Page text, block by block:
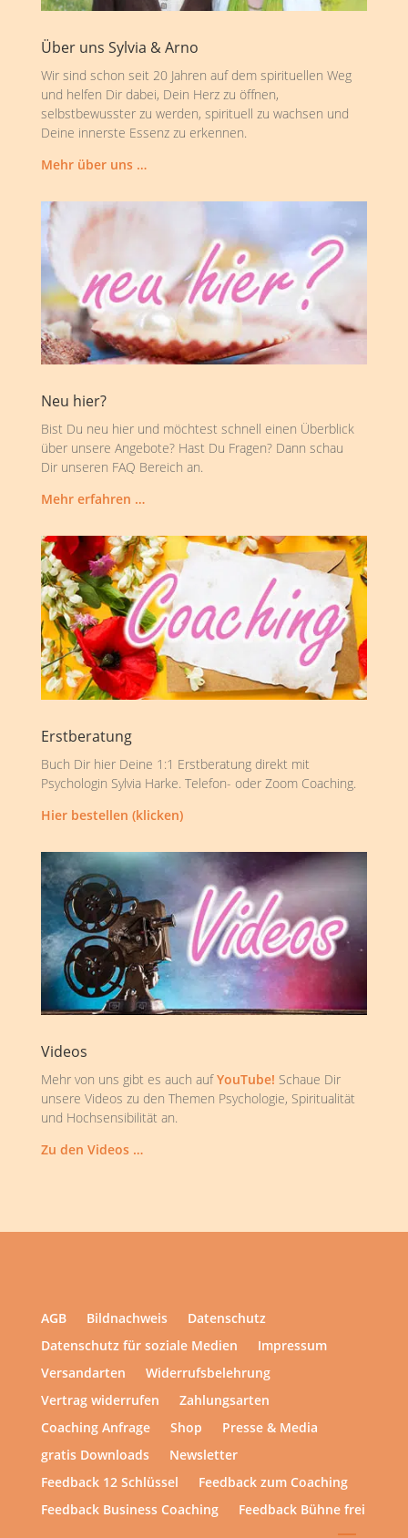
Über uns Sylvia & Arno
Wir sind schon seit 20 Jahren auf dem spirituellen Weg
und helfen Dir dabei, Dein Herz zu öffnen,
selbstbewusster zu werden, spirituell zu wachsen und
Deine innerste Essenz zu erkennen.
Mehr über uns …
Neu hier?
Bist Du neu hier und möchtest schnell einen Überblick
über unsere Angebote? Hast Du Fragen? Dann schau
Dir unseren FAQ Bereich an.
Mehr erfahren …
Erstberatung
Buch Dir hier Deine 1:1 Erstberatung direkt mit
Psychologin Sylvia Harke. Telefon- oder Zoom Coaching.
Hier bestellen (klicken)
Videos
Mehr von uns gibt es auch aufYouTube! Schaue Dir
unsere Videos zu den Themen Psychologie, Spiritualität
und Hochsensibilität an.
Zu den Videos …
AGB Bildnachweis
Datenschutz
Datenschutz für soziale Medien
Impressum
Versandarten
Widerrufsbelehrung
Vertrag widerrufen
Zahlungsarten
Coaching Anfrage
Shop
Presse & Media
gratis Downloads
Newsletter
Feedback 12 Schlüssel
Feedback zum Coaching
Feedback Business Coaching
Feedback Bühne frei